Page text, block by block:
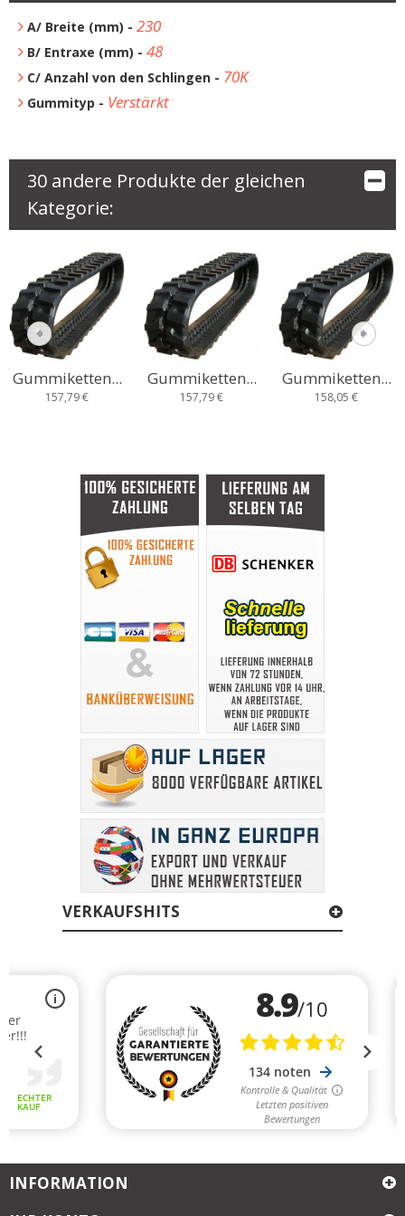
A/ Breite (mm) - 230
B/ Entraxe (mm) - 48
C/ Anzahl von den Schlingen - 70K
Gummityp - Verstärkt
30 andere Produkte der gleichen
Kategorie:
Gummiketten...
157,79 €
Gummiketten...
157,79 €
Gummiketten...
158,05 €
VERKAUFSHITS
INFORMATION